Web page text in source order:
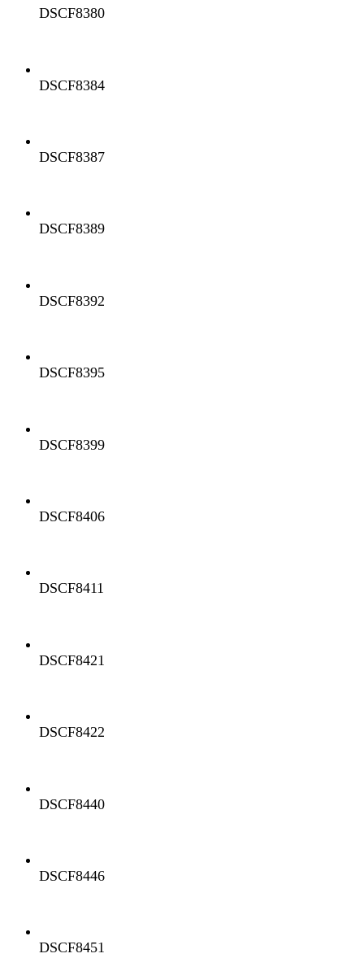
DSCF8380
DSCF8384
DSCF8387
DSCF8389
DSCF8392
DSCF8395
DSCF8399
DSCF8406
DSCF8411
DSCF8421
DSCF8422
DSCF8440
DSCF8446
DSCF8451